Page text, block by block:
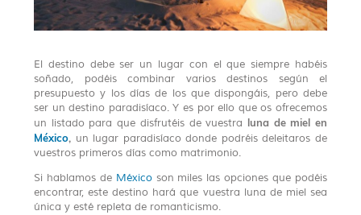
El destino debe ser un lugar con el que siempre habéis
soñado, podéis combinar varios destinos según el
presupuesto y los días de los que dispongáis, pero debe
ser un destino paradisíaco. Y es por ello que os ofrecemos
un listado para que disfrutéis de vuestra luna de miel en
México, un lugar paradisíaco donde podréis deleitaros de
vuestros primeros días como matrimonio.
Si hablamos de Méxicoson miles las opciones que podéis
encontrar, este destino hará que vuestra luna de miel sea
única y esté repleta de romanticismo.